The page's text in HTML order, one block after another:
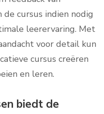
cursus indien nodig
leerervaring. Met
voor detail kun
cursus creëren
en leren.
biedt de